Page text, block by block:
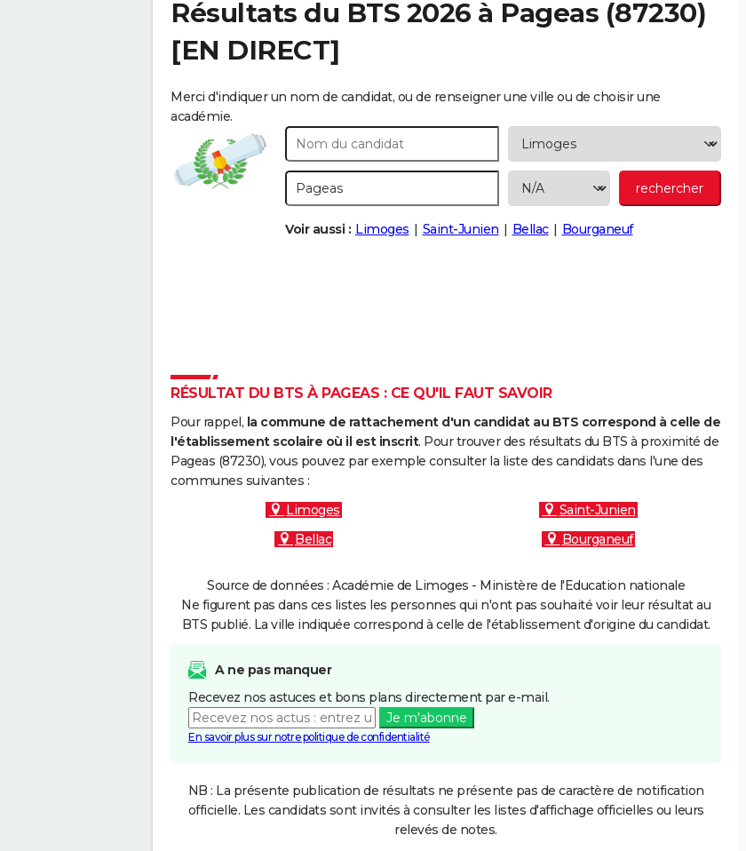
Résultats du BTS 2026 à Pageas (87230)
[EN DIRECT]
Merci d'indiquer un nom de candidat, ou de renseigner une ville ou de choisir une
académie.
Voir aussi : Limoges Saint-Junien Bellac Bourganeuf
RÉSULTAT DU BTS À PAGEAS : CE QU'IL FAUT SAVOIR
Pour rappel, la commune de rattachement d'un candidat au BTS correspond à celle de
l'établissement scolaire où il est inscrit. Pour trouver des résultats du BTS à proximité de
Pageas (87230), vous pouvez par exemple consulter la liste des candidats dans l'une des
communes suivantes :
Limoges
Saint-Junien
Bellac
Bourganeuf
Source de données : Académie de Limoges - Ministère de l'Education nationale
Ne figurent pas dans ces listes les personnes qui n'ont pas souhaité voir leur résultat au
BTS publié. La ville indiquée correspond à celle de l'établissement d'origine du candidat.
A ne pas manquer
Recevez nos astuces et bons plans directement par e-mail.
Je m'abonne
En savoir plus sur notre politique de confidentialité
NB : La présente publication de résultats ne présente pas de caractère de notification
officielle. Les candidats sont invités à consulter les listes d'affichage officielles ou leurs
relevés de notes.